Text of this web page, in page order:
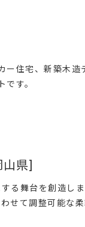
ー住宅、新築木造
す。
県]
る舞台を創造し
せて調整可能な